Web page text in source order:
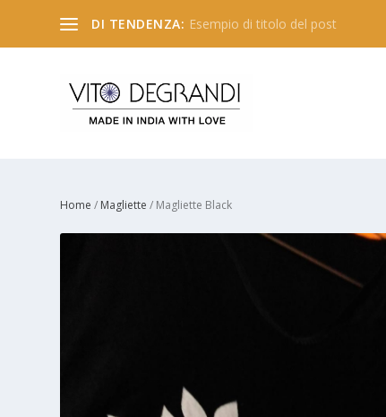
DI TENDENZA: Esempio di titolo del post
Home / Magliette / Magliette Black